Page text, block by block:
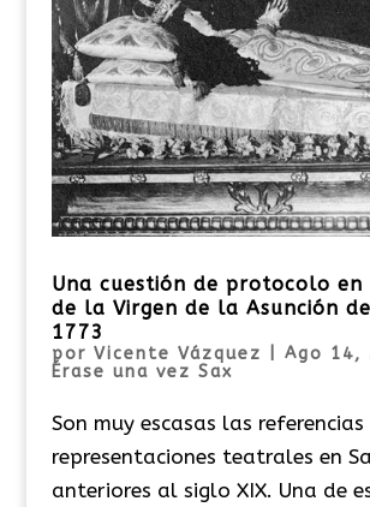
Una cuestión de protocolo en
de la Virgen de la Asunción
1773
por Vicente Vázquez Ago 14,
Érase una vez Sax
Son muy escasas las referencias
representaciones teatrales en
anteriores al siglo XIX. Una de